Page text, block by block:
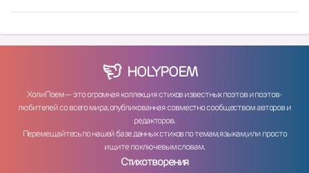
HOLYPOEM
ХолиПоем — это огромная коллекция стихов известных поэтов и поэтов-
любителей со всего мира, опубликованная совместно сообществом авторов и
редакторов.
Перемещайтесь по нашей базе данных стихов по темам, языкам, или просто
ищите по ключевым словам.
Стихотворения